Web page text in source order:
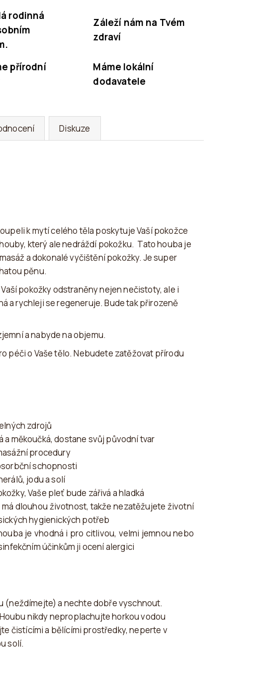
rodinná
Záleží nám na Tvém
zdraví
přírodní
Máme lokální
dodavatele
Diskuze
k mytí celého těla poskytuje Vaší pokožce
který ale nedráždí pokožku. Tato houba je
a dokonalé vyčištění pokožky. Je super
pěnu.
pokožky odstraněny nejen nečistoty, ale i
a rychleji se regeneruje. Bude tak přirozeně
a nabyde na objemu.
péči o Vaše tělo. Nebudete zatěžovat přírodu
zdrojů
a měkoučká, dostane svůj původní tvar
procedury
schopnosti
jodu a solí
Vaše pleť bude zářivá a hladká
dlouhou životnost, takže nezatěžujete životní
hygienických potřeb
je vhodná i pro citlivou, velmi jemnou nebo
účinkům ji ocení alergici
a nechte dobře vyschnout.
nikdy neproplachujte horkou vodou
čistícími a bělícími prostředky, neperte v
solí.